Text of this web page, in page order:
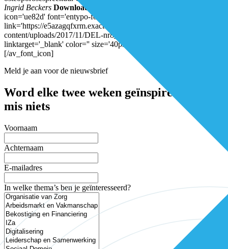
Ingrid Beckers Download het volledige artikel hier:
icon='ue82d' font='entypo-fontello' style='' caption=''
link='https://e5azagqfxrm.exactdn.com/wp-
content/uploads/2017/11/DEL-nr8_2017_CZ-deel-5_LR.pdf'
linktarget='_blank' color='' size='40px' position='left']
[/av_font_icon]
Meld je aan voor de nieuwsbrief
Word elke twee weken geïnspireerd en
mis niets
Voornaam
Achternaam
E-mailadres
In welke thema’s ben je geïnteresseerd?